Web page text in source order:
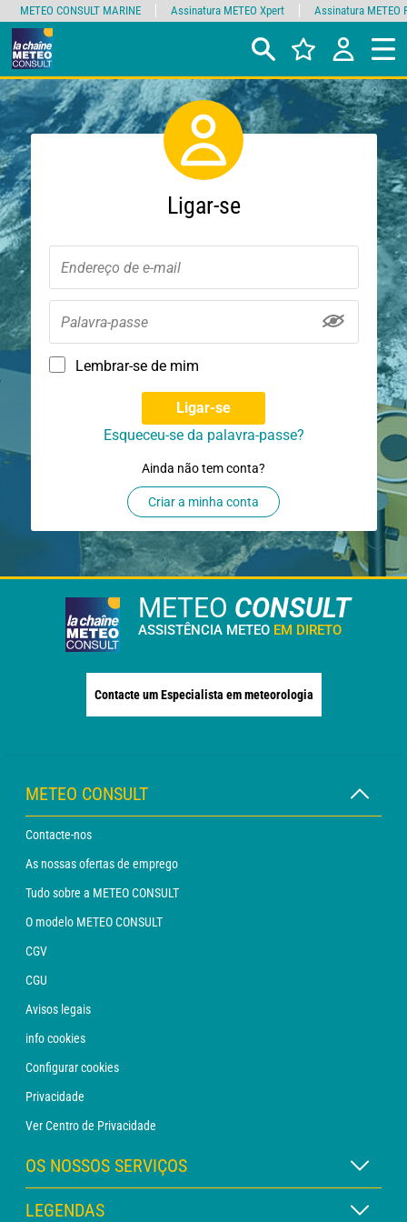
Ligar-se
Lembrar-se de mim
Ligar-se
Esqueceu-se da palavra-passe?
Ainda não tem conta?
Criar a minha conta
METEO CONSULT
ASSISTÊNCIA METEO EM DIRETO
Contacte um Especialista em meteorologia
METEO CONSULT
Contacte-nos
As nossas ofertas de emprego
Tudo sobre a METEO CONSULT
O modelo METEO CONSULT
CGV
CGU
Avisos legais
info cookies
Configurar cookies
Privacidade
Ver Centro de Privacidade
OS NOSSOS SERVIÇOS
Assinatura METEO Xpert
LEGENDAS
METEO CONSULT MARINE Assinatura METEO Xpert Assinatura METEO